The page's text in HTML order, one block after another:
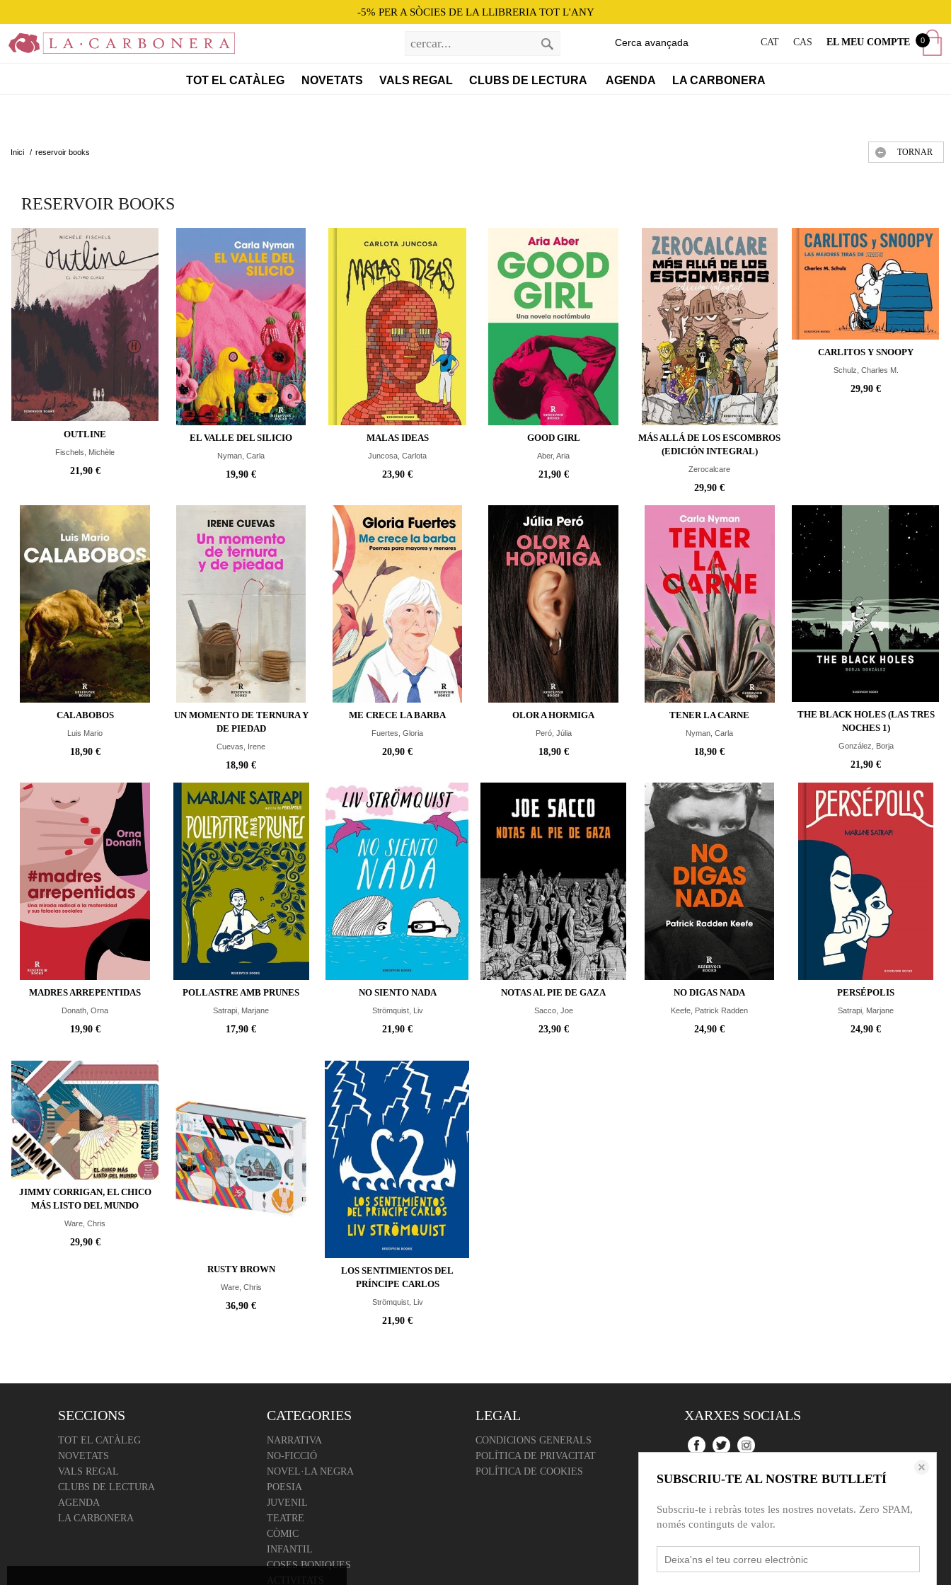
-5% PER A SÒCIES DE LA LLIBRERIA TOT L'ANY
CAT CAS EL MEU COMPTE 0
TOT EL CATÀLEG NOVETATS VALS REGAL CLUBS DE LECTURA AGENDA LA CARBONERA
Cerca avançada
Inici / reservoir books TORNAR
RESERVOIR BOOKS
OUTLINE
Fischels, Michèle
21,90 €
EL VALLE DEL SILICIO
Nyman, Carla
19,90 €
MALAS IDEAS
Juncosa, Carlota
23,90 €
GOOD GIRL
Aber, Aria
21,90 €
MÁS ALLÁ DE LOS ESCOMBROS
(EDICIÓN INTEGRAL)
Zerocalcare
29,90 €
CARLITOS Y SNOOPY
Schulz, Charles M.
29,90 €
CALABOBOS
Luis Mario
18,90 €
UN MOMENTO DE TERNURA Y
DE PIEDAD
Cuevas, Irene
18,90 €
ME CRECE LA BARBA
Fuertes, Gloria
20,90 €
OLOR A HORMIGA
Peró, Júlia
18,90 €
TENER LA CARNE
Nyman, Carla
18,90 €
THE BLACK HOLES (LAS TRES
NOCHES 1)
González, Borja
21,90 €
MADRES ARREPENTIDAS
Donath, Orna
19,90 €
POLLASTRE AMB PRUNES
Satrapi, Marjane
17,90 €
NO SIENTO NADA
Strömquist, Liv
21,90 €
NOTAS AL PIE DE GAZA
Sacco, Joe
23,90 €
NO DIGAS NADA
Keefe, Patrick Radden
24,90 €
PERSÉPOLIS
Satrapi, Marjane
24,90 €
JIMMY CORRIGAN, EL CHICO
MÁS LISTO DEL MUNDO
Ware, Chris
29,90 €
RUSTY BROWN
Ware, Chris
36,90 €
LOS SENTIMIENTOS DEL
PRÍNCIPE CARLOS
Strömquist, Liv
21,90 €
SECCIONS
TOT EL CATÀLEG
NOVETATS
VALS REGAL
CLUBS DE LECTURA
AGENDA
LA CARBONERA
CATEGORIES
NARRATIVA
NO-FICCIÓ
NOVEL·LA NEGRA
POESIA
JUVENIL
TEATRE
CÒMIC
INFANTIL
COSES BONIQUES
LEGAL
CONDICIONS GENERALS
POLÍTICA DE PRIVACITAT
POLÍTICA DE COOKIES
XARXES SOCIALS
SUBSCRIU-TE AL NOSTRE BUTLLETÍ
Subscriu-te i rebràs totes les nostres novetats. Zero SPAM,
només continguts de valor.